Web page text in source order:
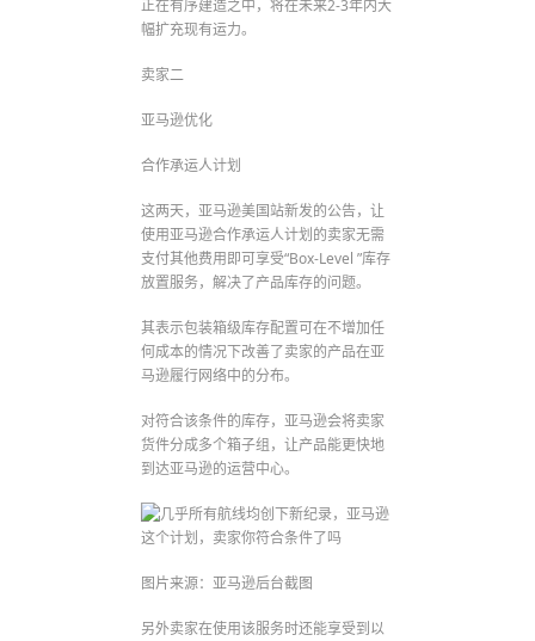
正在有序建造之中，将在未来2-3年内大
幅扩充现有运力。
卖家二
亚马逊优化
合作承运人计划
这两天，亚马逊美国站新发的公告，让
使用亚马逊合作承运人计划的卖家无需
支付其他费用即可享受“Box-Level ”库存
放置服务，解决了产品库存的问题。
其表示包装箱级库存配置可在不增加任
何成本的情况下改善了卖家的产品在亚
马逊履行网络中的分布。
对符合该条件的库存，亚马逊会将卖家
货件分成多个箱子组，让产品能更快地
到达亚马逊的运营中心。
图片来源：亚马逊后台截图
另外卖家在使用该服务时还能享受到以